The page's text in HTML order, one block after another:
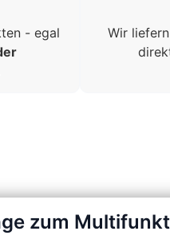
- egal
Wir liefern
zum